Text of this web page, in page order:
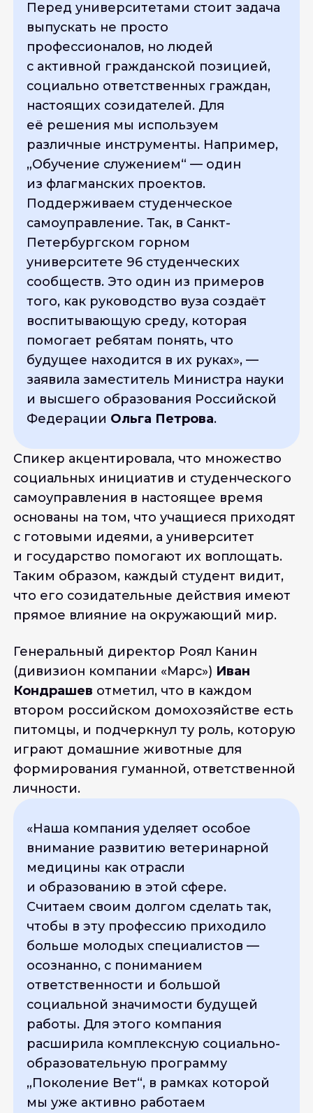
Перед университетами стоит задача
выпускать не просто
профессионалов, но людей
с активной гражданской позицией,
социально ответственных граждан,
настоящих созидателей. Для
её решения мы используем
различные инструменты. Например,
„Обучение служением“ — один
из флагманских проектов.
Поддерживаем студенческое
самоуправление. Так, в Санкт-
Петербургском горном
университете 96 студенческих
сообществ. Это один из примеров
того, как руководство вуза создаёт
воспитывающую среду, которая
помогает ребятам понять, что
будущее находится в их руках», —
заявила заместитель Министра науки
и высшего образования Российской
Федерации Ольга Петрова.
Спикер акцентировала, что множество
социальных инициатив и студенческого
самоуправления в настоящее время
основаны на том, что учащиеся приходят
с готовыми идеями, а университет
и государство помогают их воплощать.
Таким образом, каждый студент видит,
что его созидательные действия имеют
прямое влияние на окружающий мир.
Генеральный директор Роял Канин
(дивизион компании «Марс») Иван
Кондрашев отметил, что в каждом
втором российском домохозяйстве есть
питомцы, и подчеркнул ту роль, которую
играют домашние животные для
формирования гуманной, ответственной
личности.
«Наша компания уделяет особое
внимание развитию ветеринарной
медицины как отрасли
и образованию в этой сфере.
Считаем своим долгом сделать так,
чтобы в эту профессию приходило
больше молодых специалистов —
осознанно, с пониманием
ответственности и большой
социальной значимости будущей
работы. Для этого компания
расширила комплексную социально-
образовательную программу
„Поколение Вет“, в рамках которой
мы уже активно работаем